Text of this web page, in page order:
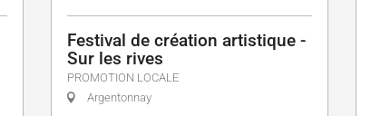
Festival de création artistique -
Sur les rives
PROMOTION LOCALE
Argentonnay